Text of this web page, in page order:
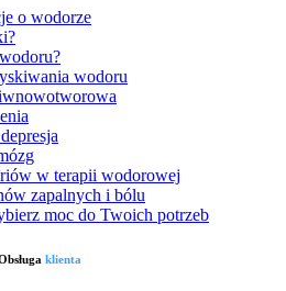
o wodorze
wodoru
w terapii wodorowej
zapalnych i bólu
moc do Twoich potrzeb
klienta